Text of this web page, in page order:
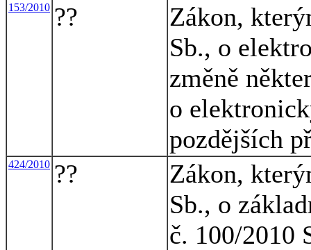
153/2010 ??
Zákon,
Sb., o
změně
o
pozdějších
424/2010 ??
Zákon,
Sb., o
č. 100/2010